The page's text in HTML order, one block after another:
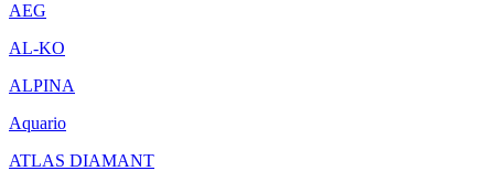
AEG
AL-KO
ALPINA
Aquario
ATLAS DIAMANT